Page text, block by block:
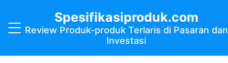
Spesifikasiproduk.com
Review Produk-produk Terlaris di Pasaran dan
Investasi